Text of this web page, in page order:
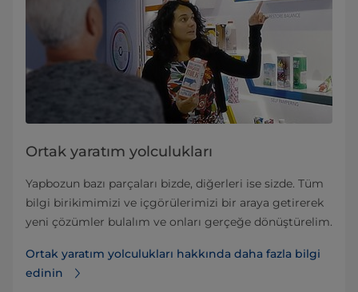
Ortak yaratım yolculukları
Yapbozun bazı parçaları bizde, diğerleri ise sizde. Tüm
bilgi birikimimizi ve içgörülerimizi bir araya getirerek
yeni çözümler bulalım ve onları gerçeğe dönüştürelim.
Ortak yaratım yolculukları hakkında daha fazla bilgi
edinin